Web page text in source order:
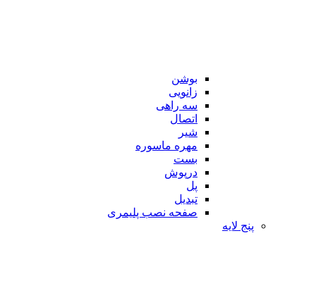
بوشن
زانویی
سه راهی
اتصال
شیر
مهره ماسوره
بست
درپوش
پل
تبدیل
صفحه نصب پلیمری
پنج لایه